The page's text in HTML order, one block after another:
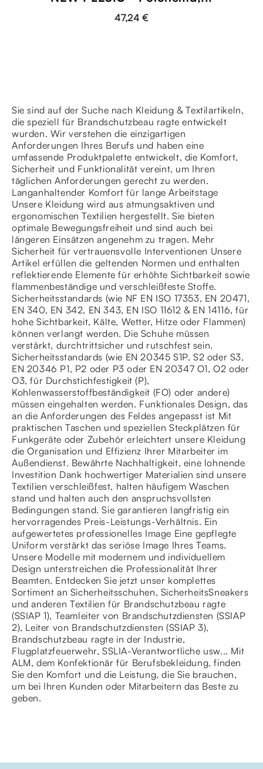
47,24 €
Sie sind auf der Suche nach Kleidung & Textilartikeln,
die speziell für Brandschutzbeau ragte entwickelt
wurden. Wir verstehen die einzigartigen
Anforderungen Ihres Berufs und haben eine
umfassende Produktpalette entwickelt, die Komfort,
Sicherheit und Funktionalität vereint, um Ihren
täglichen Anforderungen gerecht zu werden.
Langanhaltender Komfort für lange Arbeitstage
Unsere Kleidung wird aus atmungsaktiven und
ergonomischen Textilien hergestellt. Sie bieten
optimale Bewegungsfreiheit und sind auch bei
längeren Einsätzen angenehm zu tragen. Mehr
Sicherheit für vertrauensvolle Interventionen Unsere
Artikel erfüllen die geltenden Normen und enthalten
reflektierende Elemente für erhöhte Sichtbarkeit sowie
flammenbeständige und verschleißfeste Stoffe.
Sicherheitsstandards (wie NF EN ISO 17353, EN 20471,
EN 340, EN 342, EN 343, EN ISO 11612 & EN 14116, für
hohe Sichtbarkeit, Kälte, Wetter, Hitze oder Flammen)
können verlangt werden. Die Schuhe müssen
verstärkt, durchtrittsicher und rutschfest sein.
Sicherheitsstandards (wie EN 20345 S1P, S2 oder S3,
EN 20346 P1, P2 oder P3 oder EN 20347 O1, O2 oder
O3, für Durchstichfestigkeit (P),
Kohlenwasserstoffbeständigkeit (FO) oder andere)
müssen eingehalten werden. Funktionales Design, das
an die Anforderungen des Feldes angepasst ist Mit
praktischen Taschen und speziellen Steckplätzen für
Funkgeräte oder Zubehör erleichtert unsere Kleidung
die Organisation und Effizienz Ihrer Mitarbeiter im
Außendienst. Bewährte Nachhaltigkeit, eine lohnende
Investition Dank hochwertiger Materialien sind unsere
Textilien verschleißfest, halten häufigem Waschen
stand und halten auch den anspruchsvollsten
Bedingungen stand. Sie garantieren langfristig ein
hervorragendes Preis-Leistungs-Verhältnis. Ein
aufgewertetes professionelles Image Eine gepflegte
Uniform verstärkt das seriöse Image Ihres Teams.
Unsere Modelle mit modernem und individuellem
Design unterstreichen die Professionalität Ihrer
Beamten. Entdecken Sie jetzt unser komplettes
Sortiment an Sicherheitsschuhen, SicherheitsSneakers
und anderen Textilien für Brandschutzbeau ragte
(SSIAP 1), Teamleiter von Brandschutzdiensten (SSIAP
2), Leiter von Brandschutzdiensten (SSIAP 3),
Brandschutzbeau ragte in der Industrie,
Flugplatzfeuerwehr, SSLIA-Verantwortliche usw... Mit
ALM, dem Konfektionär für Berufsbekleidung, finden
Sie den Komfort und die Leistung, die Sie brauchen,
um bei Ihren Kunden oder Mitarbeitern das Beste zu
geben.